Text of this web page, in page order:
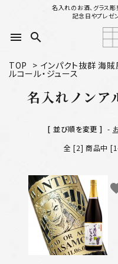
名入れのお酒、グラス
記念日やプレゼ
menu search
名入れ（縦書き）から選ぶ
名入れ（横書き）から選ぶ
配送方法
お支払方法
TOP > インパクト抜群 海
ルコール・ジュース
名入れノンア
[ 並び順を変更 ] -
全 [2] 商品中